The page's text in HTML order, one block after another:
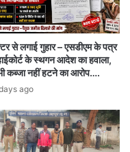
से लगाई गुहार – एसडीएम के पत्र
के स्थगन आदेश का हवाला,
कब्जा नहीं हटने का आरोप….
ago